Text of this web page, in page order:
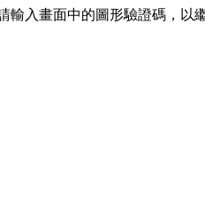
輸入畫面中的圖形驗證碼，以